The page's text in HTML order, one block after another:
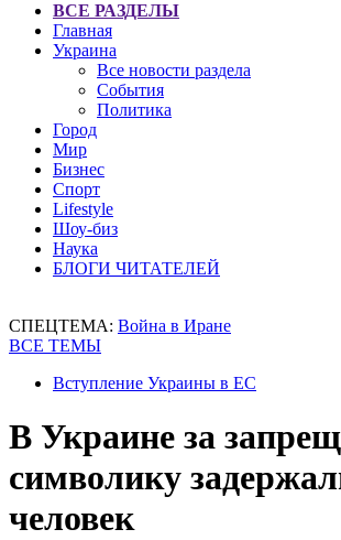
ВСЕ РАЗДЕЛЫ
Главная
Украина
Все новости раздела
События
Политика
Город
Мир
Бизнес
Спорт
Lifestyle
Шоу-биз
Наука
БЛОГИ ЧИТАТЕЛЕЙ
СПЕЦТЕМА: Война в Иране
ВСЕ ТЕМЫ
Вступление Украины в ЕС
В Украине за
символику
человек